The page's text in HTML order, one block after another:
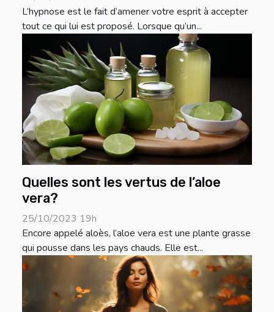
L’hypnose est le fait d’amener votre esprit à accepter
tout ce qui lui est proposé. Lorsque qu’un...
Quelles sont les vertus de l’aloe
vera?
25/10/2023 19h
Encore appelé aloès, l’aloe vera est une plante grasse
qui pousse dans les pays chauds. Elle est...